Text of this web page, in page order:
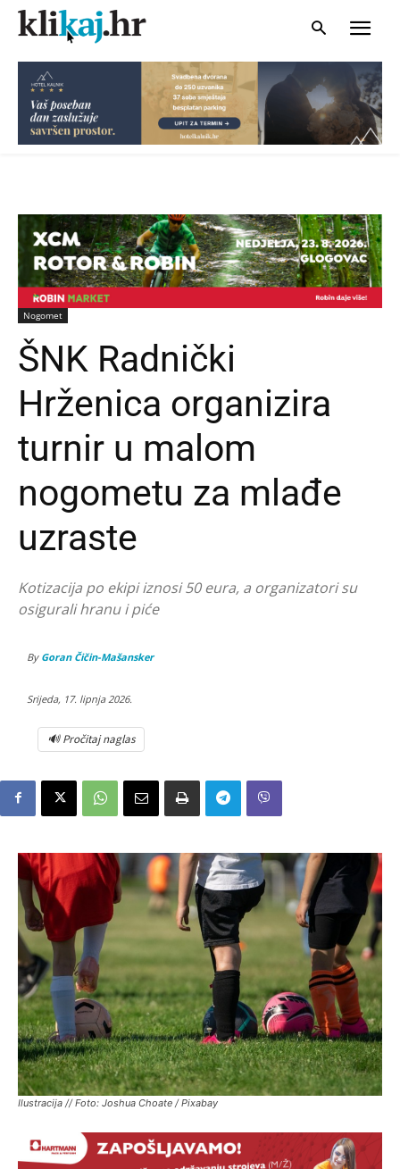
Nogomet
ŠNK Radnički
Hrženica organizira
turnir u malom
nogometu za mlađe
uzraste
Kotizacija po ekipi iznosi 50 eura, a organizatori su
osigurali hranu i piće
By Goran Čičin-Mašansker
Srijeda, 17. lipnja 2026.
🔊 Pročitaj naglas
Ilustracija // Foto: Joshua Choate / Pixabay